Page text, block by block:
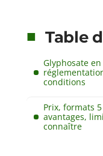
Table
Glyphosate
conditions
Prix, formats
avantages,
connaître